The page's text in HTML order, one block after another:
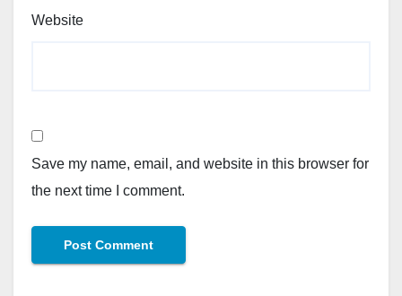
Website
Save my name, email, and website in this browser for
the next time I comment.